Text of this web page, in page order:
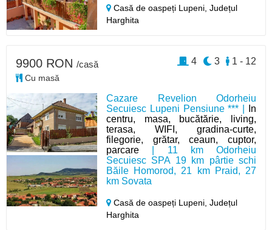
Casă de oaspeți Lupeni,Județul
Harghita
Cazare Revelion Odorheiu
Secuiesc Lupeni Pensiune *** |
In
centru, masa, bucătărie, living,
terasa, WIFI, gradina-curte,
filegorie, grătar, ceaun, cuptor,
parcare | 11 km Odorheiu
Secuiesc SPA 19 km pârtie schi
Băile Homorod, 21 km Praid, 27
km Sovata
Casă de oaspeți Lupeni,Județul
Harghita
9900 RON /casă
Cu masă
1 - 12
3
4